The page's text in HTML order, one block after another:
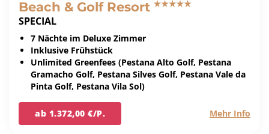
Beach & Golf Resort
SPECIAL
7 Nächte im Deluxe Zimmer
Inklusive Frühstück
Unlimited Greenfees (Pestana Alto Golf, Pestana
Gramacho Golf, Pestana Silves Golf, Pestana Vale da
Pinta Golf, Pestana Vila Sol)
ab 1.372,00 €/P. Mehr Info